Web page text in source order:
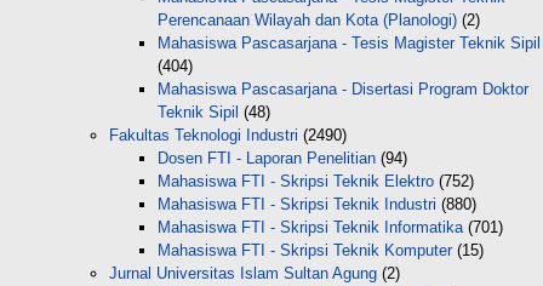
Perencanaan Wilayah dan Kota (Planologi) (2)
Mahasiswa Pascasarjana - Tesis Magister Teknik Sipil
(404)
Mahasiswa Pascasarjana - Disertasi Program Doktor
Teknik Sipil (48)
Fakultas Teknologi Industri (2490)
Dosen FTI - Laporan Penelitian (94)
Mahasiswa FTI - Skripsi Teknik Elektro (752)
Mahasiswa FTI - Skripsi Teknik Industri (880)
Mahasiswa FTI - Skripsi Teknik Informatika(701)
Mahasiswa FTI - Skripsi Teknik Komputer(15)
Jurnal Universitas Islam Sultan Agung (2)